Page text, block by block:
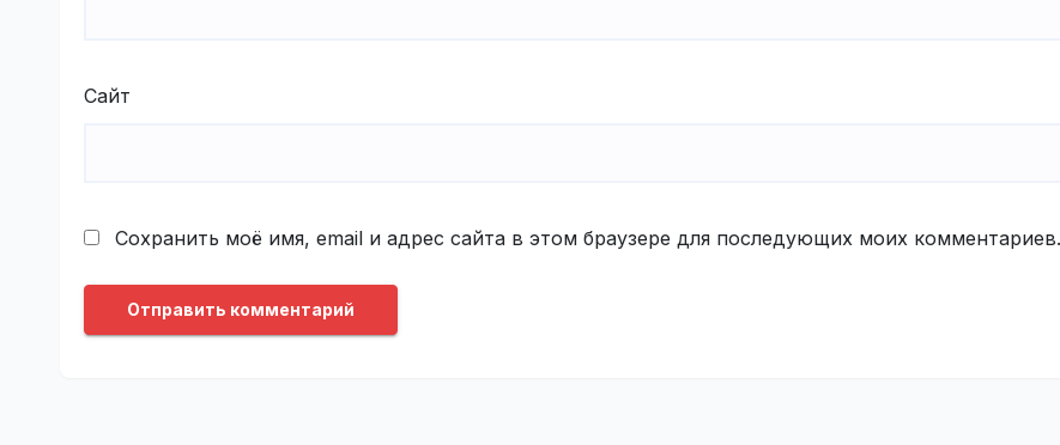
Сайт
Сохранить моё имя, email и адрес сайта в этом браузере для последующих моих комментариев.